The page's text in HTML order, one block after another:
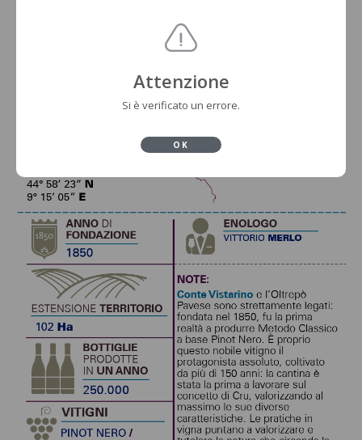
Attenzione
Si è verificato un errore.
OK